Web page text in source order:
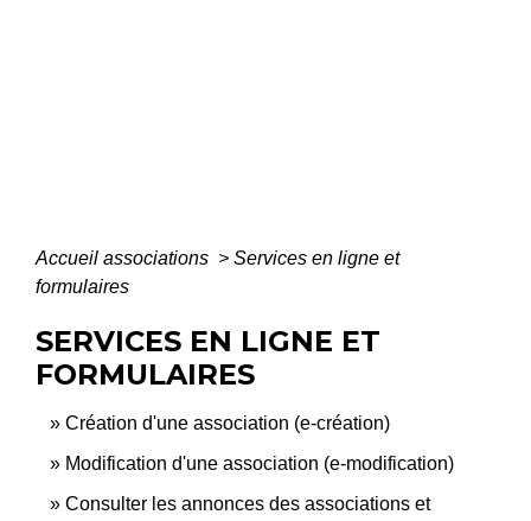
Accueil associations > Services en ligne et
formulaires
SERVICES EN LIGNE ET
FORMULAIRES
Création d'une association (e-création)
Modification d'une association (e-modification)
Consulter les annonces des associations et